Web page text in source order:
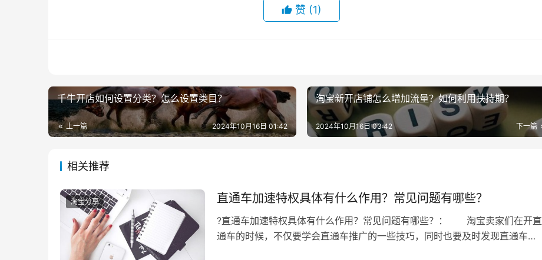
3，商家在小程序命名时可结合地域，行业，品牌，人群等与主营业务相关的短语热词来作为标题。
计也能设置进入接口。
6，服务通知商家需要开启公众号模板消息，小程序模板消息，短信通知，商家与用户之间的交互。
（1）多人拼团+发券宝，给后续活动做预热利用多人拼团的引流效果，给买过拼团商品的客户，定向发券，
可用于下次促销活动，也为店铺活动提前做了预热。
（2）通过拼团活动打造爆款商品选择通用性较强，销量好的一款产品，以超低的价格引导老客户下单。
赞 (1)
千牛开店如何设置分类？怎么设置类目？
上一篇 2024年10月16日 01:42
淘宝新开店铺怎么增加流量？如何利用扶持期？
下一篇
2024年10月16日 03:42
相关推荐
淘宝分享 直通车加速特权具体有什么作用？常见问题有哪些？
?直通车加速特权具体有什么作用？常见问题有哪些？： 淘宝卖家们在开直
通车的时候，不仅要学会直通车推广的一些技巧，同时也要及时发现直通车的